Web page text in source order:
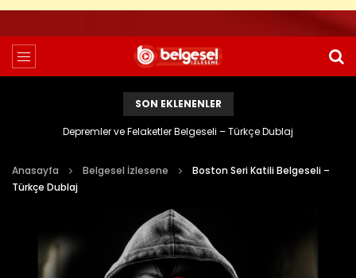
SON EKLENENLER
Depremler ve Felaketler Belgeseli – Türkçe Dublaj
Anasayfa Belgesel İzlesene
Boston Seri Katili Belgeseli –
Türkçe Dublaj